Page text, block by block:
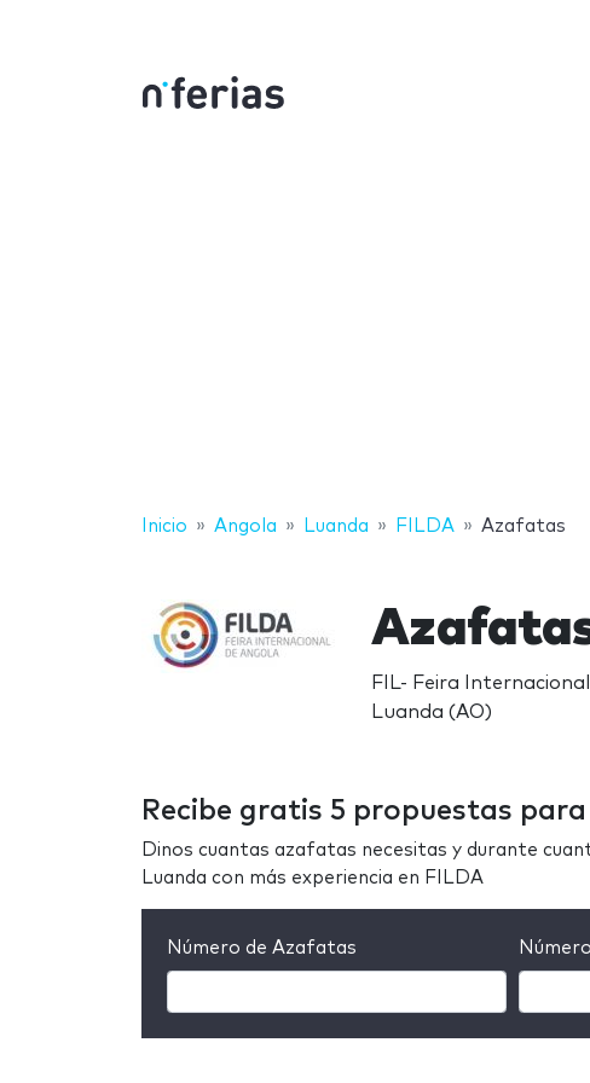
Inicio Angola Luanda FILDA Azafatas
FIL- Feira
Luanda (AO)
Recibe gratis 5 propuestas
Dinos cuantas azafatas necesitas y durante
Luanda con más experiencia en FILDA
Número de Azafatas